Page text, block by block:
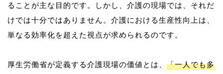
ることが主な目的です。しかし、介護の現場では、それだ
けでは十分ではありません。介護における生産性向上は、
単なる効率化を超えた視点が求められるのです。
厚生労働省が定義する介護現場の価値とは、 「一人でも多